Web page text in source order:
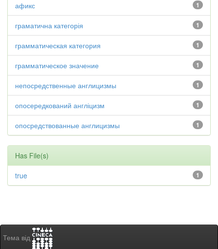
1
афикс
1
граматична категорія
1
грамматическая категория
1
грамматическое значение
1
непосредственные англицизмы
1
опосередкований англіцизм
1
опосредствованные англицизмы
Has File(s)
1
true
Тема від